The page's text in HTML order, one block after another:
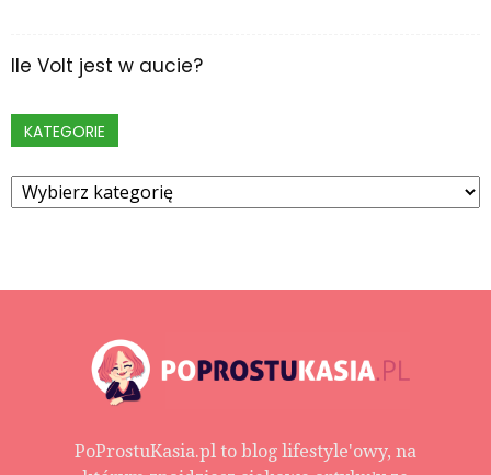
Ile Volt jest w aucie?
KATEGORIE
Kategorie
PoProstuKasia.pl to blog lifestyle'owy, na